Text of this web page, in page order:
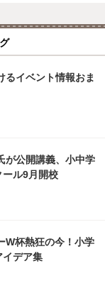
るイベント情報おま
が公開講義、小中学
ール9月開校
W杯熱狂の今！小学
イデア集